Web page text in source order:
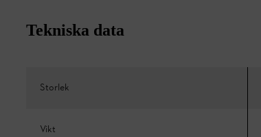
Tekniska data
Storlek
Vikt